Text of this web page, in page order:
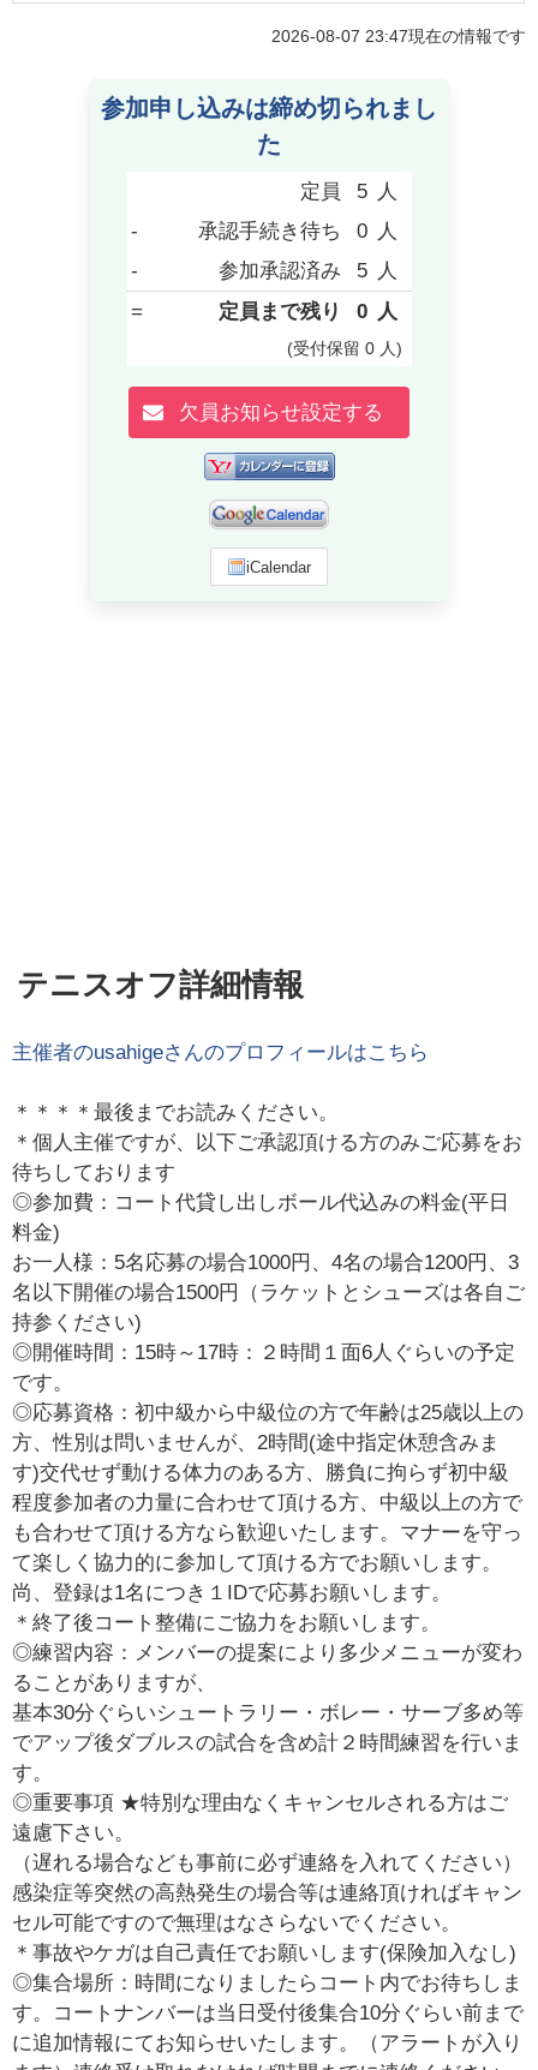
2026-08-07 23:47現在の情報です
参加申し込みは締め切られまし
た
定員 5 人
-
承認手続き待ち 0 人
-
参加承認済み 5 人
=
定員まで残り 0 人
(受付保留 0 人)
欠員お知らせ設定する
iCalendar
テニスオフ詳細情報
主催者のusahigeさんのプロフィールはこちら
＊＊＊＊最後までお読みください。
＊個人主催ですが、以下ご承認頂ける方のみご応募をお
待ちしております
◎参加費：コート代貸し出しボール代込みの料金(平日
料金)
お一人様：5名応募の場合1000円、4名の場合1200円、3
名以下開催の場合1500円（ラケットとシューズは各自ご
持参ください)
◎開催時間：15時～17時：２時間１面6人ぐらいの予定
です。
◎応募資格：初中級から中級位の方で年齢は25歳以上の
方、性別は問いませんが、2時間(途中指定休憩含みま
す)交代せず動ける体力のある方、勝負に拘らず初中級
程度参加者の力量に合わせて頂ける方、中級以上の方で
も合わせて頂ける方なら歓迎いたします。マナーを守っ
て楽しく協力的に参加して頂ける方でお願いします。
尚、登録は1名につき１IDで応募お願いします。
＊終了後コート整備にご協力をお願いします。
◎練習内容：メンバーの提案により多少メニューが変わ
ることがありますが、
基本30分ぐらいシュートラリー・ボレー・サーブ多め等
でアップ後ダブルスの試合を含め計２時間練習を行いま
す。
◎重要事項 ★特別な理由なくキャンセルされる方はご
遠慮下さい。
（遅れる場合なども事前に必ず連絡を入れてください）
感染症等突然の高熱発生の場合等は連絡頂ければキャン
セル可能ですので無理はなさらないでください。
＊事故やケガは自己責任でお願いします(保険加入なし)
◎集合場所：時間になりましたらコート内でお待ちしま
す。コートナンバーは当日受付後集合10分ぐらい前まで
に追加情報にてお知らせいたします。（アラートが入り